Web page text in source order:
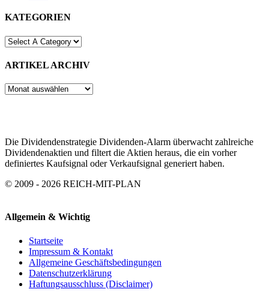
KATEGORIEN
ARTIKEL ARCHIV
ARTIKEL
Die Dividendenstrategie Dividenden-Alarm überwacht zahlreiche
Dividendenaktien und filtert die Aktien heraus, die ein vorher
definiertes Kaufsignal oder Verkaufsignal generiert haben.
© 2009 - 2026 REICH-MIT-PLAN
Allgemein & Wichtig
Startseite
Impressum & Kontakt
Allgemeine Geschäftsbedingungen
Datenschutzerklärung
Haftungsausschluss (Disclaimer)